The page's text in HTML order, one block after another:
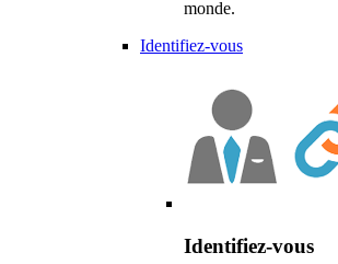
monde.
Identifiez-vous
Identifiez-vous